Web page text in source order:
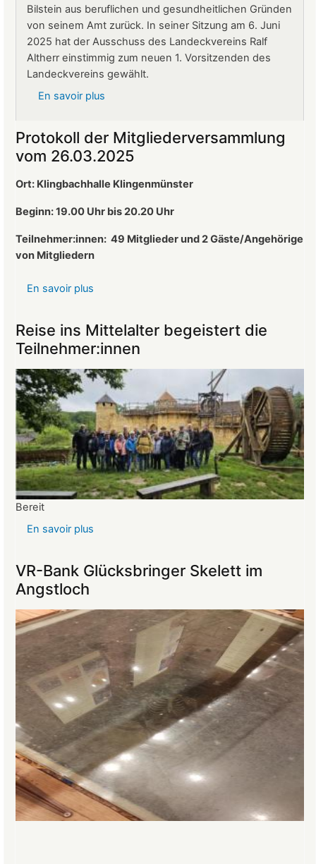
Bilstein aus beruflichen und gesundheitlichen Gründen
von seinem Amt zurück. In seiner Sitzung am 6. Juni
2025 hat der Ausschuss des Landeckvereins Ralf
Altherr einstimmig zum neuen 1. Vorsitzenden des
Landeckvereins gewählt.
En savoir plus
Altherr
ist
neuer
Vorsitzender
des
Protokoll der Mitgliederversammlung
vom 26.03.2025
Ort: Klingbachhalle Klingenmünster
Beginn: 19.00 Uhr bis 20.20 Uhr
Teilnehmer:innen: 49 Mitglieder und 2 Gäste/Angehörige
von Mitgliedern
En savoir plus
der
Mitgliederversammlung
vom
26.03.2025
Reise ins Mittelalter begeistert die
Teilnehmer:innen
Bereit
En savoir plus
ins
Mittelalter
die
Teilnehmer:innen
VR-Bank Glücksbringer Skelett im
Angstloch